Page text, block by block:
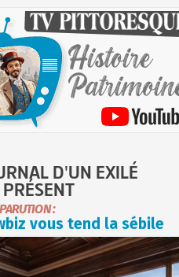
D'UN EXILÉ
:
vous tend la sébile